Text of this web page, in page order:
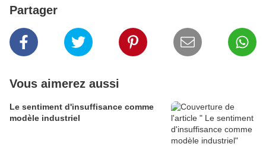
Partager
Vous aimerez aussi
Le sentiment d'insuffisance comme
modèle industriel